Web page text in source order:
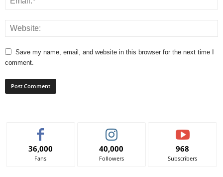
Save my name, email, and website in this browser for the next time I
comment.
36,000
Fans
40,000
Followers
968
Subscribers